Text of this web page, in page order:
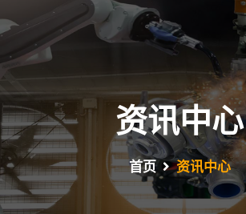
资讯中心
首页 资讯中心